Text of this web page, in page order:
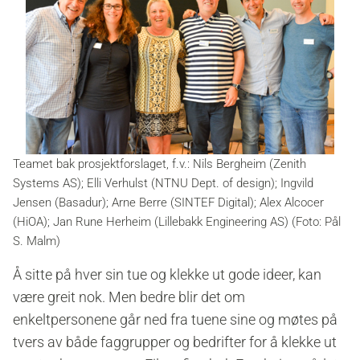
Teamet bak prosjektforslaget, f.v.: Nils Bergheim (Zenith
Systems AS); Elli Verhulst (NTNU Dept. of design); Ingvild
Jensen (Basadur); Arne Berre (SINTEF Digital); Alex Alcocer
(HiOA); Jan Rune Herheim (Lillebakk Engineering AS) (Foto: Pål
S. Malm)
Å sitte på hver sin tue og klekke ut gode ideer, kan
være greit nok. Men bedre blir det om
enkeltpersonene går ned fra tuene sine og møtes på
tvers av både faggrupper og bedrifter for å klekke ut